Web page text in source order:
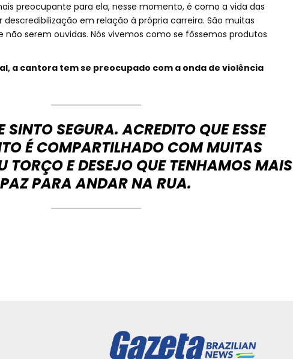
preocupante para ela, nesse momento, é como a vida das
descredibilização em relação à própria carreira. São muitas
serem ouvidas. Nós vivemos como se fôssemos produtos
a cantora tem se preocupado com a onda de violência
SINTO SEGURA. ACREDITO QUE ESSE
É COMPARTILHADO COM MUITAS
TORÇO E DESEJO QUE TENHAMOS MAIS
PAZ PARA ANDAR NA RUA.